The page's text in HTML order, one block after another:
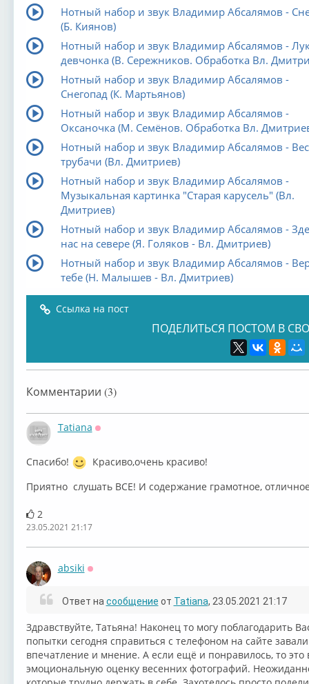
Нотный набор и звук Владимир Абсалямов -
(Б. Киянов)
Нотный набор и звук Владимир Абсалямов -
девчонка (В. Сережников. Обработка Вл.
Нотный набор и звук Владимир Абсалямов -
Снегопад (К. Мартьянов)
Нотный набор и звук Владимир Абсалямов -
Оксаночка (М. Семёнов. Обработка Вл.
Нотный набор и звук Владимир Абсалямов -
трубачи (Вл. Дмитриев)
Нотный набор и звук Владимир Абсалямов -
Музыкальная картинка "Старая карусель" (Вл.
Дмитриев)
Нотный набор и звук Владимир Абсалямов -
нас на севере (Я. Голяков - Вл. Дмитриев)
Нотный набор и звук Владимир Абсалямов -
тебе (Н. Малышев - Вл. Дмитриев)
Ссылка на пост
ПОДЕЛИТЬСЯ ПОСТОМ В
Комментарии (3)
Tatiana
Спасибо!
Красиво,очень красиво!
Приятно слушать ВСЕ! И содержание грамотное,
2
23.05.2021 21:17
absiki
Ответ на сообщение от Tatiana, 23.05.2021 21:17
Здравствуйте, Татьяна! Наконец то могу поблагодарить
попытки сегодня справиться с телефоном на сайте
впечатление и мнение. А если ещё и понравилось, то
эмоциональную оценку весенних фотографий.